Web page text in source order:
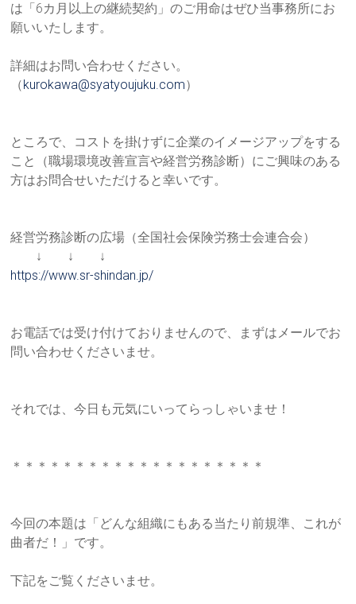
は「6カ 月以上の継続契約」のご用命はぜひ当事務所にお
願いいたします。
詳細はお問い合わせください。
（ kurokawa@syatyoujuku.com）
ところで、コストを掛けずに企業のイメージアップをする
こと（職場環境改善宣言や経営労務診断）にご興味のある
方はお問合せいただけると幸いです。
経営労務診断の広場（全国社会保険労務士会連合会）
↓ ↓ ↓
https://www.sr-shindan.jp/
お電話では受け付けておりませんので、まずはメールでお
問い合わせくださいませ。
それでは、今日も元気にいってらっしゃいませ！
＊＊＊＊＊＊＊＊＊＊＊＊＊＊＊＊＊＊＊＊
今回の本題は「どんな組織にもある当たり前規準、これが
曲者だ！
」です。
下記をご覧くださいませ。